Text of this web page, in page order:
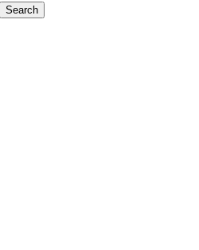
Search